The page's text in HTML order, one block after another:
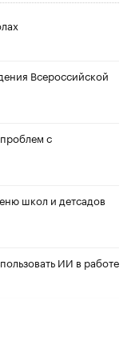
Всероссийской
с
школ и детсадов
ИИ в работе